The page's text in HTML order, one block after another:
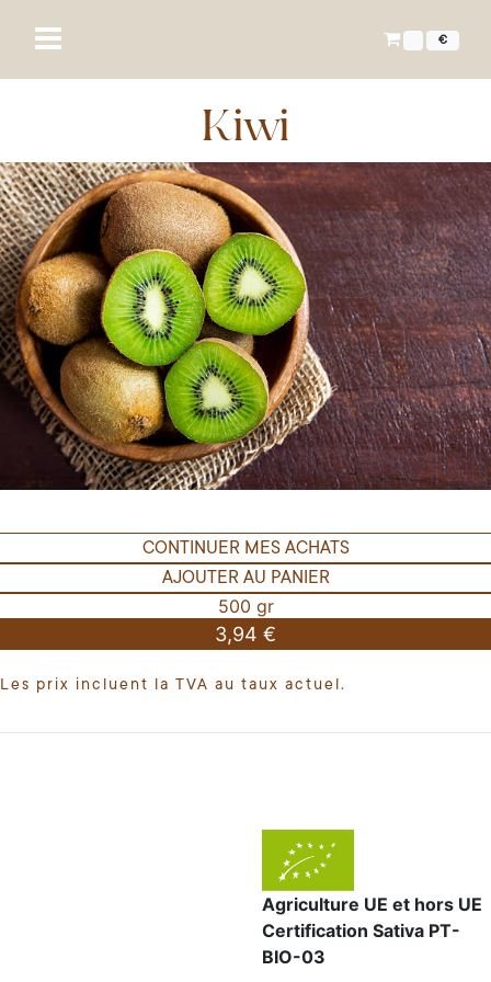
€
Kiwi
CONTINUER MES ACHATS
AJOUTER AU PANIER
500 gr
3,94 €
Les prix incluent la TVA au taux actuel.
Agriculture UE et hors UE
Certification Sativa PT-
BIO-03